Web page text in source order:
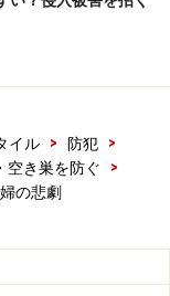
と、夫が急いで
ビングのソファ
自宅は泥棒に入
て掃除をしてし
和室の窓ガラス
イル > 防犯
>
空き巣を防ぐ
>
の悲劇